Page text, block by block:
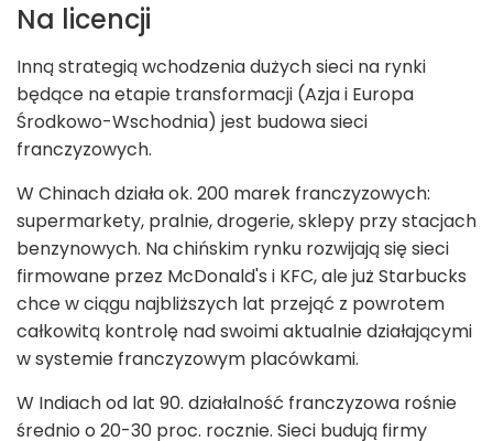
Na licencji
Inną strategią wchodzenia dużych sieci na rynki
będące na etapie transformacji (Azja i Europa
Środkowo-Wschodnia) jest budowa sieci
franczyzowych.
W Chinach działa ok. 200 marek franczyzowych:
supermarkety, pralnie, drogerie, sklepy przy stacjach
benzynowych. Na chińskim rynku rozwijają się sieci
firmowane przez McDonald's i KFC, ale już Starbucks
chce w ciągu najbliższych lat przejąć z powrotem
całkowitą kontrolę nad swoimi aktualnie działającymi
w systemie franczyzowym placówkami.
W Indiach od lat 90. działalność franczyzowa rośnie
średnio o 20-30 proc. rocznie. Sieci budują firmy